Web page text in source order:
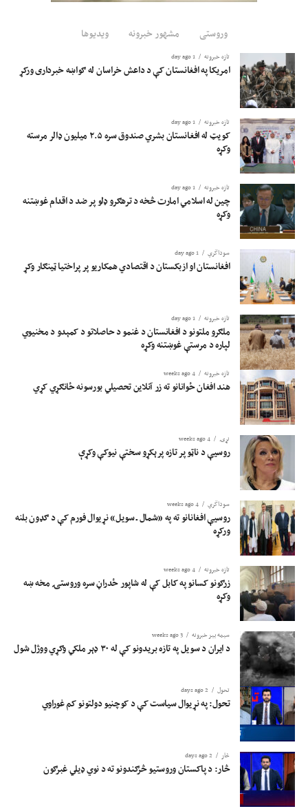
وروستی مشهور خبرونه ویدیوها
تازه خبرونه 1 day ago
امریکا په افغانستان کې د داعش خراسان له ګواښه خبرداری ورکړ
تازه خبرونه 1 day ago
کویټ له افغانستان بشري صندوق سره ۲.۵ میلیون ډالر مرسته
وکړه
تازه خبرونه 1 day ago
چین له اسلامي امارت څخه د ترهګرو ډلو پر ضد د اقدام غوښتنه
وکړه
سوداگري 1 day ago
افغانستان او ازبکستان د اقتصادي همکاریو پر پراختیا ټینګار وکړ
تازه خبرونه 1 day ago
ملګرو ملتونو د افغانستان د غنمو د حاصلاتو د کمېدو د مخنیوي
لپاره د مرستې غوښتنه وکړه
تازه خبرونه 4 weeks ago
هند افغان ځوانانو ته زر آنلاین تحصیلي بورسونه ځانګړي کړي
نړۍ 4 weeks ago
روسیې د ناټو پر تازه پرېکړو سختې نیوکې وکړې
سوداگري 4 weeks ago
روسیې افغانانو ته په «شمال ـ سویل» نړیوال فورم کې د ګډون بلنه
ورکړه
تازه خبرونه 4 weeks ago
زرګونو کسانو په کابل کې له شاپور ځدراڼ سره وروستۍ مخه ښه
وکړه
سیمه ییز خبرونه 3 weeks ago
د ایران د سویل په تازه بریدونو کې له ۳۰ ډېر ملکي وګړي ووژل شول
تحول 2 days ago
تحول: په نړیوال سیاست کې د کوچنیو دولتونو کم غوراوي
څار 2 days ago
څار: د پاکستان وروستیو څرګندونو ته د نوي ډیلي غبرګون